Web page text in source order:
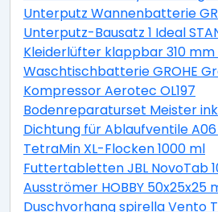
Unterputz Wannenbatterie
Unterputz-Bausatz 1 Ideal
Kleiderlüfter klappbar 310 mm
Waschtischbatterie GROHE
Kompressor Aerotec OL197
Bodenreparaturset Meister
Dichtung für Ablaufventile A06
TetraMin XL-Flocken 1000 ml
Futtertabletten JBL NovoTab
Ausströmer HOBBY 50x25x25
Duschvorhang spirella Vento